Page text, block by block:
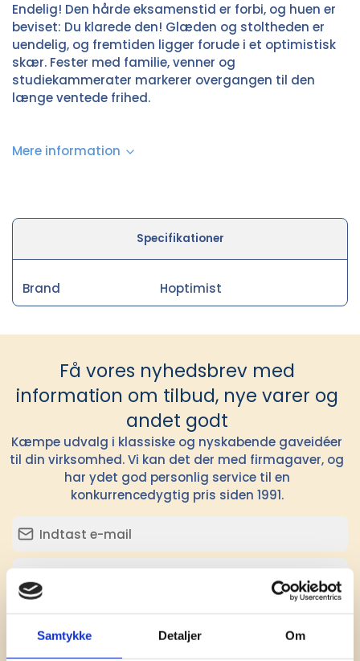
Samtykke Detaljer Om
Endelig! Den hårde eksamenstid er forbi, og huen er
beviset: Du klarede den! Glæden og stoltheden er
uendelig, og fremtiden ligger forude i et optimistisk
skær. Fester med familie, venner og
studiekammerater markerer overgangen til den
længe ventede frihed.
Mere information
Specifikationer
Brand Hoptimist
Få vores nyhedsbrev med
information om tilbud, nye varer og
andet godt
Kæmpe udvalg i klassiske og nyskabende gaveidéer
til din virksomhed. Vi kan det der med firmagaver, og
har ydet god personlig service til en
konkurrencedygtig pris siden 1991.